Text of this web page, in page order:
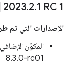
2023.2.1 RC 1
الإصدارات التي تم
8.3.0-rc01